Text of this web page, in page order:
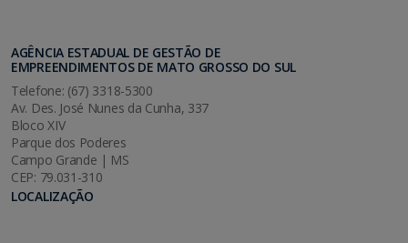
AGÊNCIA ESTADUAL DE GESTÃO DE
EMPREENDIMENTOS DE MATO GROSSO DO SUL
Telefone: (67) 3318-5300
Av. Des. José Nunes da Cunha, 337
Bloco XIV
Parque dos Poderes
Campo Grande | MS
CEP: 79.031-310
LOCALIZAÇÃO